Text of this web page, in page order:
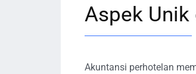
Aspek
Akuntansi perhotelan